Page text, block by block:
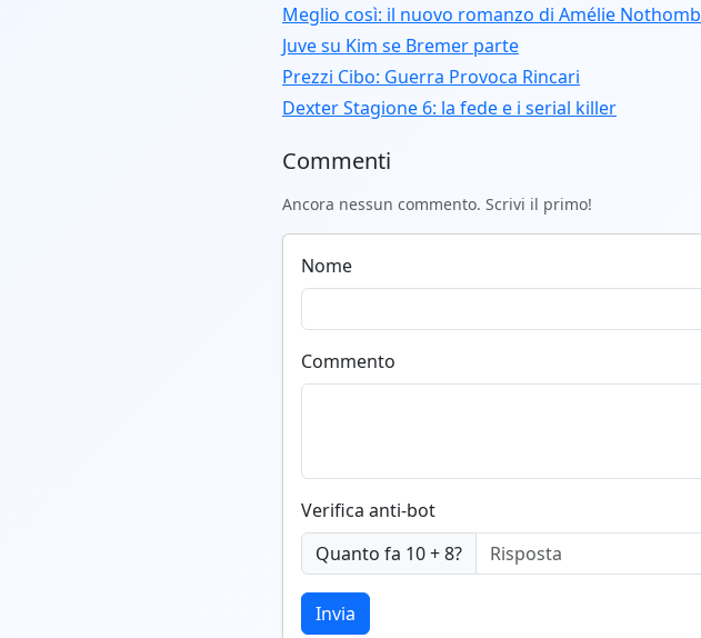
Meglio così: il nuovo romanzo di Amélie Nothomb
Juve su Kim se Bremer parte
Prezzi Cibo: Guerra Provoca Rincari
Dexter Stagione 6: la fede e i serial killer
Commenti
Ancora nessun commento. Scrivi il primo!
Nome
Commento
Verifica anti-bot
Quanto fa 10 + 8?
Invia